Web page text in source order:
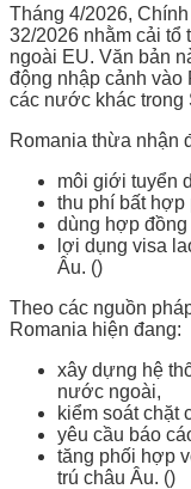
Tháng 4/2026,
32/2026 nhằm cải tổ
ngoài EU. Văn bản
động nhập cảnh vào
các nước khác trong
Romania thừa nhận
môi giới tuyển
thu phí bất hợp
dùng hợp đồng
lợi dụng visa
Âu. ()
Theo các nguồn
Romania hiện đang:
xây dựng hệ
nước ngoài,
kiểm soát chặt
yêu cầu báo
tăng phối hợp
trú châu Âu. ()